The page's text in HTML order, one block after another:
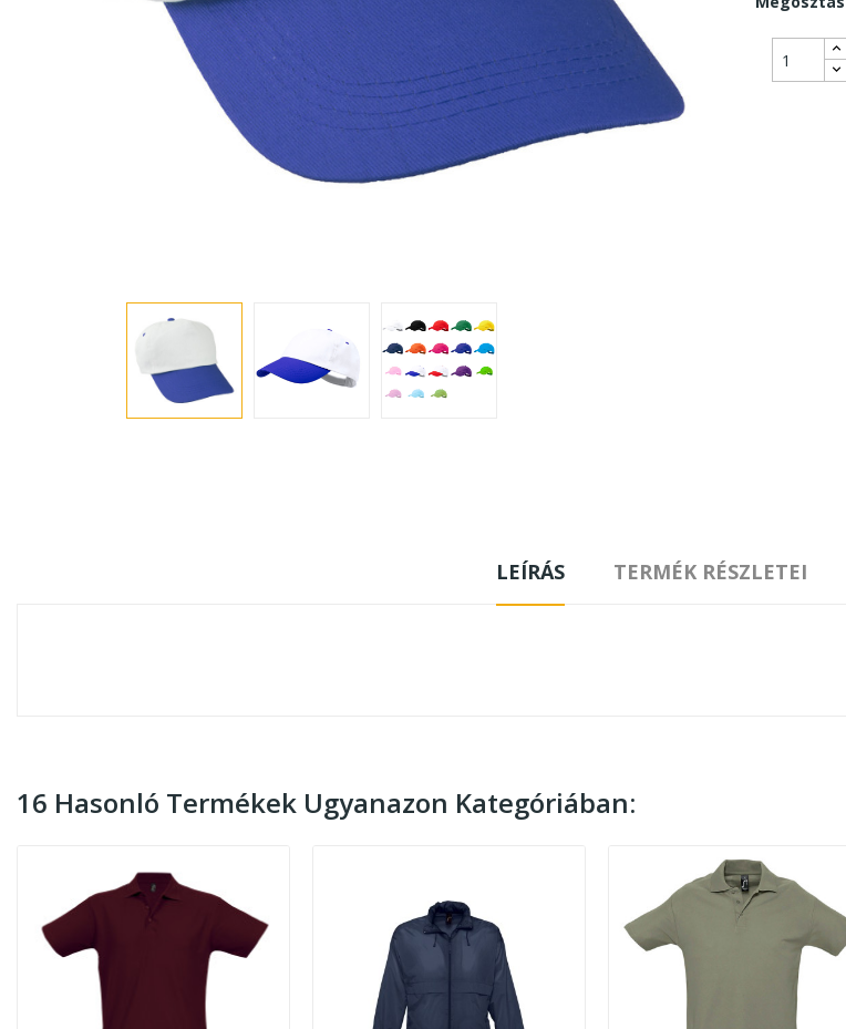
LEÍRÁS TERMÉK RÉSZLETEI
16 Hasonló Termékek Ugyanazon Kategóriában: